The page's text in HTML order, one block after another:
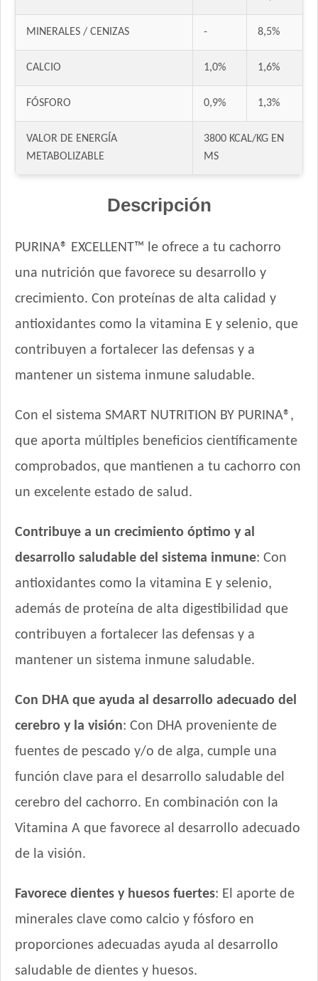
Odwalla Perro Cachorro
Old Prince Equilibrium Perro Cachorro Razas Medianas y
Grandes
Old Prince Proteínas Noveles Perro Cachorro Cordero y Arroz
Pampa Perro Cachorro
Pedigree Perro Cachorro Sabor Carne Y Pollo
Pro Plan Perro Cachorro Raza Grande
Pro Plan Perro Cachorro Raza Mediana
Protemix Perro Cachorro
Pupy Food Perro Cachorro
Royal Canin Club Performance Junior
Royal Canin Perro Giant Junior
Royal Canin Perro Giant Puppy
Royal Canin Perro Giant Starter Mother & Babydog
Royal Canin Perro Maxi Starter Mother & Babydog
Royal Canin Perro Medium Starter Mother & Babydog
Royal Canin Perro Raza Boxer Puppy
Royal Canin Perro Raza Bulldog Francés Puppy
Royal Canin Perro Raza Ovejero Alemán Puppy
Royal Canin Perro Veterinary Gastrointestinal Canine Puppy
Sabrositos Cachorros Mix
Sanno Súper Premium Puppies
Tiernitos Selection Cachorros
Top Nutrition Perro Cachorro Raza Grande
Total Balance Ultra Pro Cachorros
Total Khan Cachorro
Vagoneta Perro Cachorro
Vitalcan Balanced Perro Cachorro Raza Grande
Vitalcan Balanced Perro Cachorro Raza Mediana
Vitalcan Complete Cachorros de Raza Mediana y Grande
Voraz Cachorros
MINERALES / CENIZAS - 8,5%
CALCIO 1,0% 1,6%
FÓSFORO 0,9% 1,3%
VALOR DE ENERGÍA
METABOLIZABLE
3800 KCAL/KG EN
MS
Descripción
PURINA® EXCELLENT™ le ofrece a tu cachorro
una nutrición que favorece su desarrollo y
crecimiento. Con proteínas de alta calidad y
antioxidantes como la vitamina E y selenio, que
contribuyen a fortalecer las defensas y a
mantener un sistema inmune saludable.
Con el sistema SMART NUTRITION BY PURINA®,
que aporta múltiples beneficios científicamente
comprobados, que mantienen a tu cachorro con
un excelente estado de salud.
Contribuye a un crecimiento óptimo y al
desarrollo saludable del sistema inmune: Con
antioxidantes como la vitamina E y selenio,
además de proteína de alta digestibilidad que
contribuyen a fortalecer las defensas y a
mantener un sistema inmune saludable.
Con DHA que ayuda al desarrollo adecuado del
cerebro y la visión: Con DHA proveniente de
fuentes de pescado y/o de alga, cumple una
función clave para el desarrollo saludable del
cerebro del cachorro. En combinación con la
Vitamina A que favorece al desarrollo adecuado
de la visión.
Favorece dientes y huesos fuertes: El aporte de
minerales clave como calcio y fósforo en
proporciones adecuadas ayuda al desarrollo
saludable de dientes y huesos.